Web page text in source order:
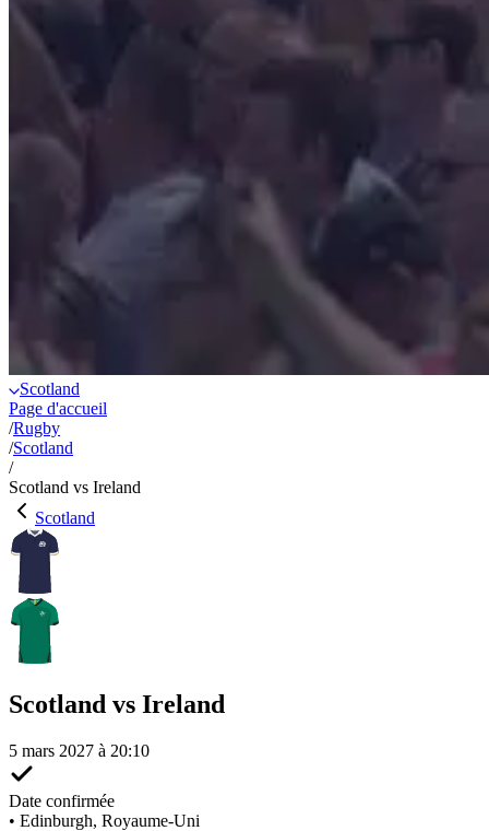
Scotland
Page d'accueil
/Rugby
/Scotland
/
Scotland vs Ireland
Scotland
Scotland vs Ireland
5 mars 2027 à 20:10
Date confirmée
• Edinburgh, Royaume-Uni